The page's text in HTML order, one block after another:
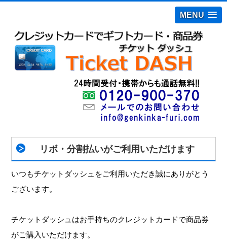
MENU
リボ・分割払いがご利用いただけます
いつもチケットダッシュをご利用いただき誠にありがとう
ございます。
チケットダッシュはお手持ちのクレジットカードで商品券
がご購入いただけます。